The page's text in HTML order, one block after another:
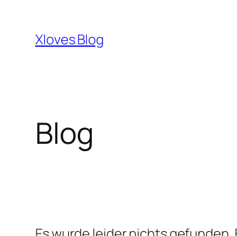
Inhalt
springen
Xloves Blog
Blog